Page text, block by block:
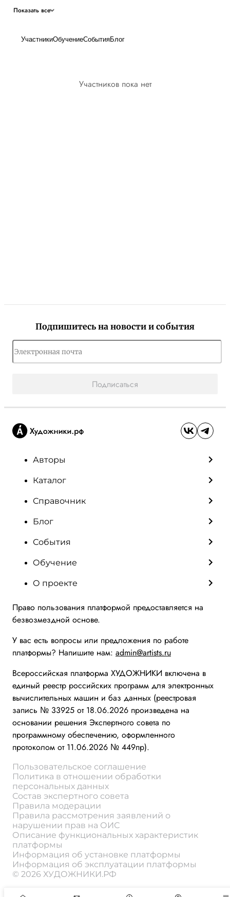
Показать все
УчастникиОбучениеСобытияБлог
Участников пока нет
Подпишитесь на новости и события
Подписаться
Авторы
Каталог
Справочник
Блог
События
Обучение
О проекте
Право пользования платформой предоставляется на
безвозмездной основе.
У вас есть вопросы или предложения по работе
платформы? Напишите нам: admin@artists.ru
Всероссийская платформа ХУДОЖНИКИ включена в
единый реестр российских программ для электронных
вычислительных машин и баз данных (реестровая
запись № 33925 от 18.06.2026 произведена на
основании решения Экспертного совета по
программному обеспечению, оформленного
протоколом от 11.06.2026 № 449пр).
Пользовательское соглашение
Политика в отношении обработки
персональных данных
Состав экспертного совета
Правила модерации
Правила рассмотрения заявлений о
нарушении прав на ОИС
Описание функциональных характеристик
платформы
Информация об установке платформы
Информация об эксплуатации платформы
© 2026 ХУДОЖНИКИ.РФ